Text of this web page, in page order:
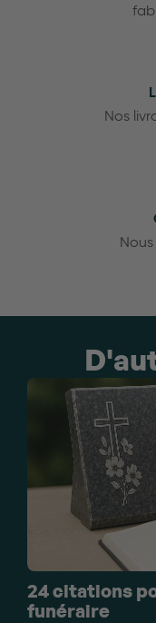
Nos
24 citations
funéraire